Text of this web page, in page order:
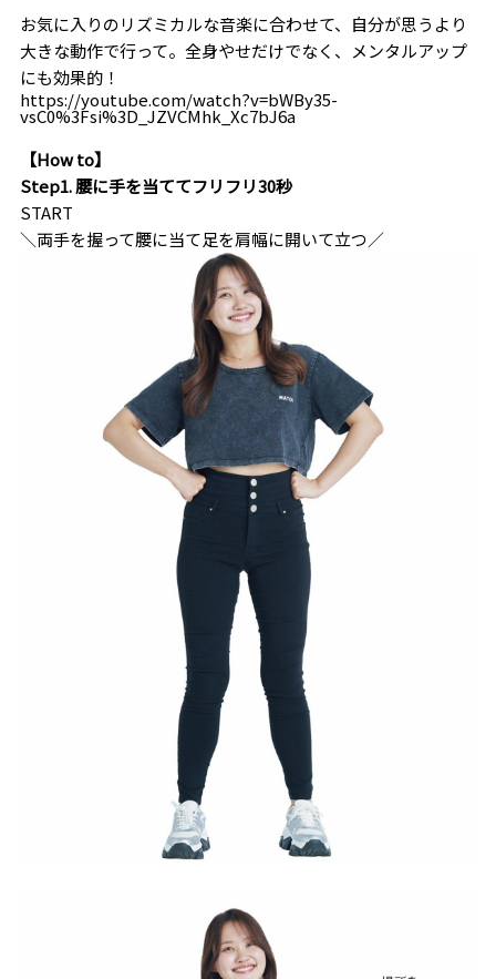
お気に入りのリズミカルな音楽に合わせて、自分が思うより
大きな動作で行って。全身やせだけでなく、メンタルアップ
にも効果的！
https://youtube.com/watch?v=bWBy35-
vsC0%3Fsi%3D_JZVCMhk_Xc7bJ6a
【How to】
Step1. 腰に手を当ててフリフリ30秒
START
＼両手を握って腰に当て足を肩幅に開いて立つ／